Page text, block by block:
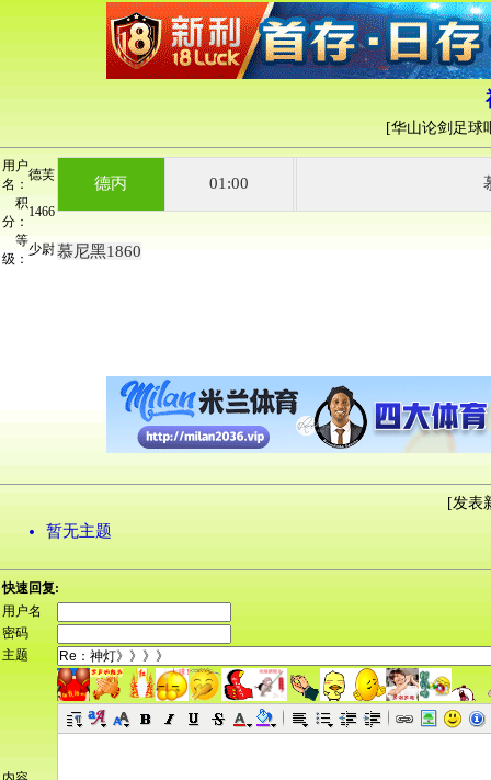
[华山论剑足球
用户
名：
德芙
积
分：
1466
等
级：
少尉
德丙 01:00
慕尼黑1860
[发表
暂无主题
快速回复:
用户名
密码
主题